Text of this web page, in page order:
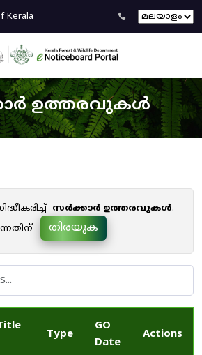
Kerala
ഉത്തരവുകൾ
സർക്കാർ ഉത്തരവുകൾ.
തിരയുക
Type
GO
Date
Actions